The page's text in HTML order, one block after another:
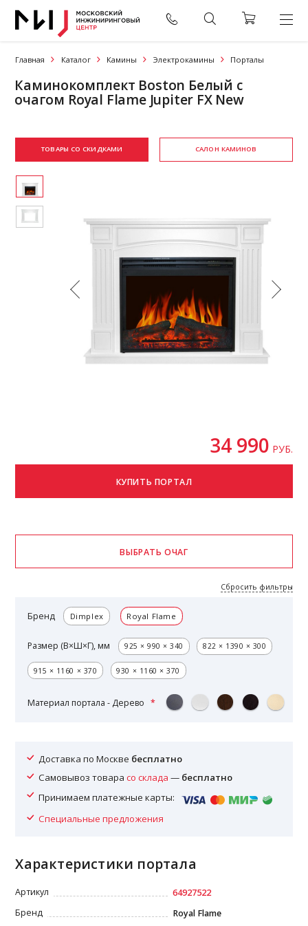
Главная Каталог Камины Электрокамины Порталы
Каминокомплект Boston Белый с
очагом Royal Flame Jupiter FX New
ТОВАРЫ СО СКИДКАМИ САЛОН КАМИНОВ
34 990 РУБ.
Бренд Dimplex Royal Flame
Размер (В×Ш×Г), мм 925 × 990 × 340 822 × 1390 × 300
915 × 1160 × 370 930 × 1160 × 370
Материал портала - Дерево
Сбросить фильтры
Доставка по Москве бесплатно
Самовывоз товарасо склада — бесплатно
Принимаем платежные карты:
Специальные предложения
Характеристики портала
Артикул
64927522
Бренд
Royal Flame